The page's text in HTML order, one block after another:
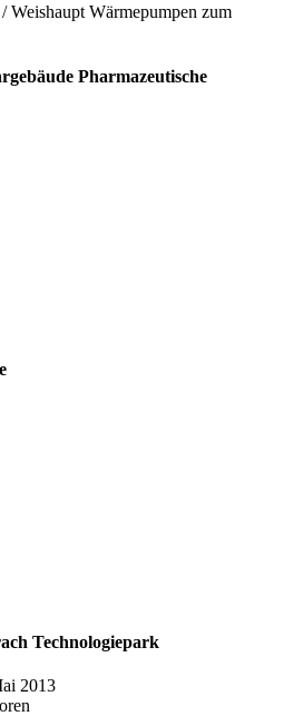
Weishaupt Wärmepumpen zum
Pharmazeutische
Technologiepark
2013